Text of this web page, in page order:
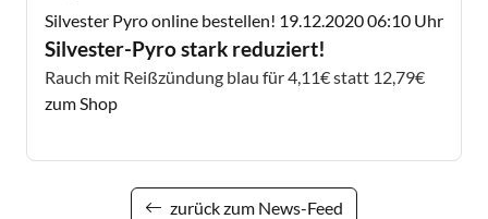
Silvester Pyro online bestellen! 19.12.2020 06:10 Uhr
Silvester-Pyro stark reduziert!
Rauch mit Reißzündung blau für 4,11€ statt 12,79€
zum Shop
zurück zum News-Feed